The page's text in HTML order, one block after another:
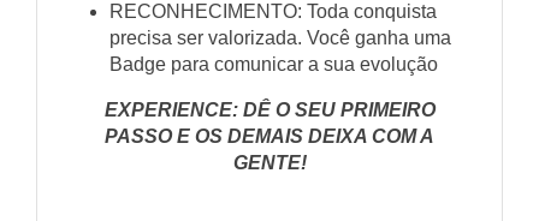
RECONHECIMENTO: Toda conquista
precisa ser valorizada. Você ganha uma
Badge para comunicar a sua evolução
EXPERIENCE: DÊ O SEU PRIMEIRO
PASSO E OS DEMAIS DEIXA COM A
GENTE!